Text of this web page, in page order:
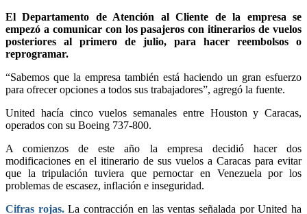
El Departamento de Atención al Cliente de la empresa se
empezó a comunicar con los pasajeros con itinerarios de vuelos
posteriores al primero de julio, para hacer reembolsos o
reprogramar.
“Sabemos que la empresa también está haciendo un gran esfuerzo
para ofrecer opciones a todos sus trabajadores”, agregó la fuente.
United hacía cinco vuelos semanales entre Houston y Caracas,
operados con su Boeing 737-800.
A comienzos de este año la empresa decidió hacer dos
modificaciones en el itinerario de sus vuelos a Caracas para evitar
que la tripulación tuviera que pernoctar en Venezuela por los
problemas de escasez, inflación e inseguridad.
Cifras rojas.La contracción en las ventas señalada por United ha